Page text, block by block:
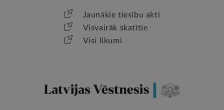
Jaunākie tiesību akti
Visvairāk skatītie
Visi likumi